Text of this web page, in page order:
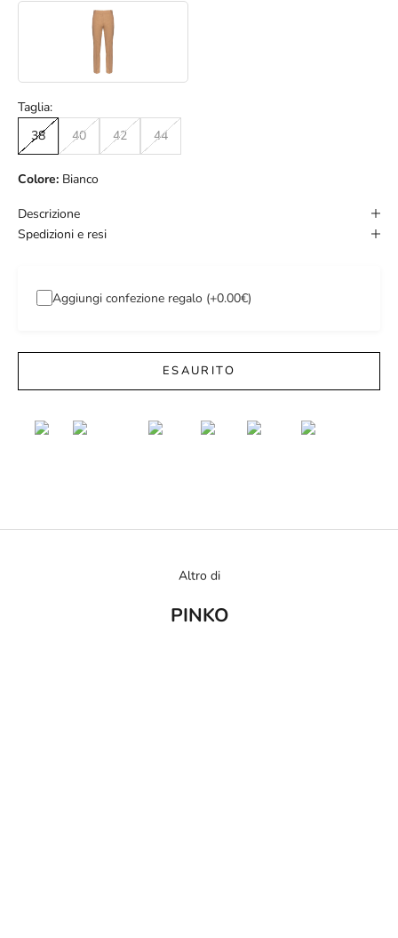
Taglia:
38
40 42 44
Colore: Bianco
Descrizione
Spedizioni e resi
Aggiungi confezione regalo (+0.00€)
ESAURITO
Altro di
PINKO